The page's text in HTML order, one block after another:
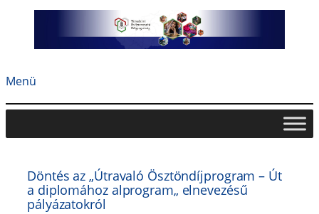
Menü
Döntés az „Útravaló Ösztöndíjprogram – Út
a diplomához alprogram„ elnevezésű
pályázatokról